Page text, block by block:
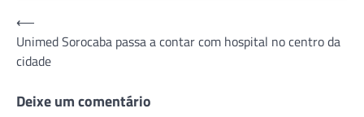
Navegação
de
Post
⟵
Unimed Sorocaba passa a contar com hospital no centro da
cidade
Deixe um comentário